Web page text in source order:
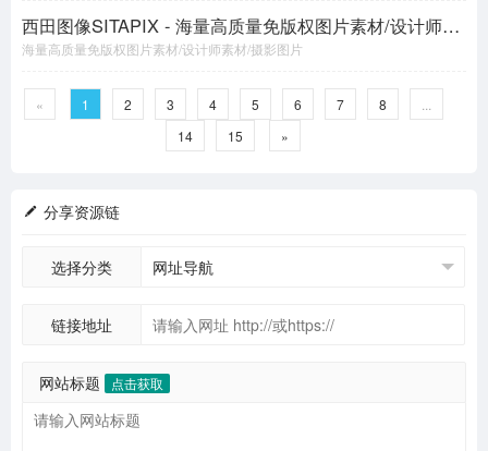
西田图像SITAPIX - 海量高质量免版权图片素材/设计师素材/摄影图片
海量高质量免版权图片素材/设计师素材/摄影图片
« 1 2 3 4 5 6 7 8
14
15 »
分享资源链
选择分类
链接地址
网站标题 点击获取